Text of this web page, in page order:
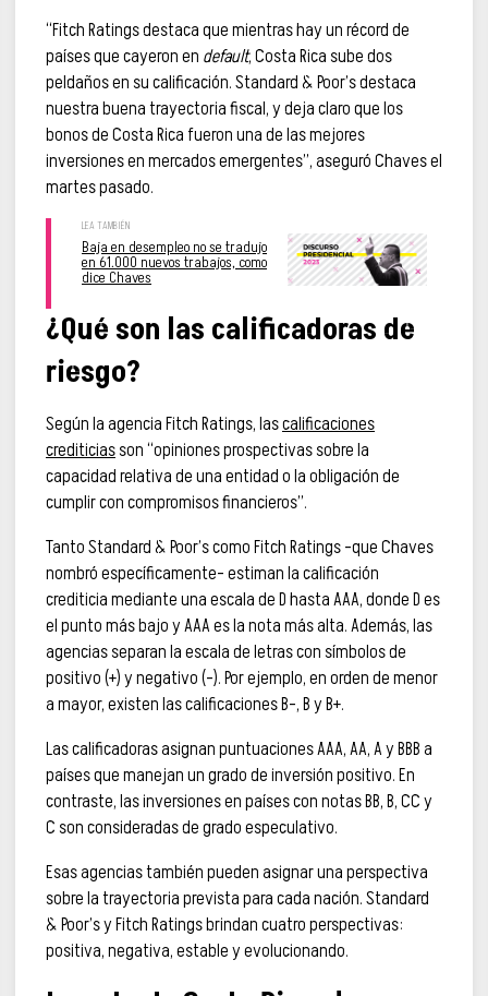
“Fitch Ratings destaca que mientras hay un récord de
países que cayeron en default, Costa Rica sube dos
peldaños en su calificación. Standard & Poor’s destaca
nuestra buena trayectoria fiscal, y deja claro que los
bonos de Costa Rica fueron una de las mejores
inversiones en mercados emergentes”, aseguró Chaves el
martes pasado.
Baja en desempleo no se tradujo
en 61.000 nuevos trabajos, como
dice Chaves
¿Qué son las calificadoras de
riesgo?
Según la agencia Fitch Ratings, lascalificaciones
crediticiasson “opiniones prospectivas sobre la
capacidad relativa de una entidad o la obligación de
cumplir con compromisos financieros”.
Tanto Standard & Poor’s como Fitch Ratings –que Chaves
nombró específicamente– estiman la calificación
crediticia mediante una escala de D hasta AAA, donde D es
el punto más bajo y AAA es la nota más alta. Además, las
agencias separan la escala de letras con símbolos de
positivo (+) y negativo (-). Por ejemplo, en orden de menor
a mayor, existen las calificaciones B-, B y B+.
Las calificadoras asignan puntuaciones AAA, AA, A y BBB a
países que manejan un grado de inversión positivo. En
contraste, las inversiones en países con notas BB, B, CC y
C son consideradas de grado especulativo.
Esas agencias también pueden asignar una perspectiva
sobre la trayectoria prevista para cada nación. Standard
& Poor’s y Fitch Ratings brindan cuatro perspectivas:
positiva, negativa, estable y evolucionando.